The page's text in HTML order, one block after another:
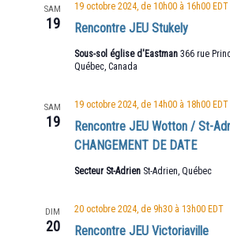
SAM
19 Rencontre JEU Stukely
19 octobre 2024, de 10h00à 16h00 EDT
Sous-sol église d'Eastman 366 rue
Québec, Canada
SAM
19
Rencontre JEU Wotton / St-
CHANGEMENT DE DATE
19 octobre 2024, de 14h00à 18h00 EDT
Secteur St-Adrien St-Adrien, Québec
DIM
20 Rencontre JEU Victoriaville
20 octobre 2024, de 9h30à 13h00 EDT